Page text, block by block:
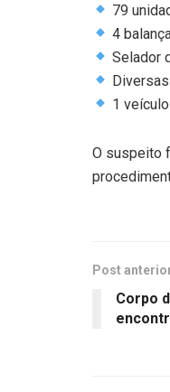
79
4
Selador
1
O suspeito
Post
Corpo